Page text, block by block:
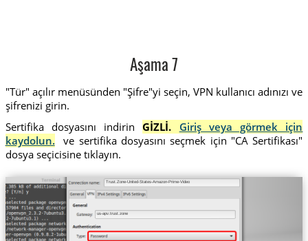
Aşama 7
"Tür" açılır menüsünden "Şifre"yi seçin, VPN kullanıcı adınızı ve
şifrenizi girin.
Sertifika dosyasını indirinGİZLİ. Giriş veya görmek için
kaydolun. ve sertifika dosyasını seçmek için "CA Sertifikası"
dosya seçicisine tıklayın.
Trust.Zone-United-States-Amazon-Prime-Video
us-apv.trust.zone